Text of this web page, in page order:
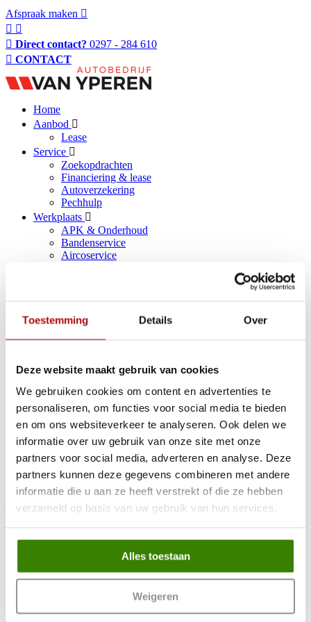
Toestemming Details Over
Deze website maakt gebruik van cookies
We gebruiken cookies om content en advertenties te
personaliseren, om functies voor social media te bieden
en om ons websiteverkeer te analyseren. Ook delen we
informatie over uw gebruik van onze site met onze
partners voor social media, adverteren en analyse. Deze
partners kunnen deze gegevens combineren met andere
informatie die u aan ze heeft verstrekt of die ze hebben
verzameld op basis van uw gebruik van hun services.
Alles toestaan
Weigeren
Afspraak maken
Direct contact? 0297 - 284 610
CONTACT
Home
Aanbod
Lease
Service
Zoekopdrachten
Financiering & lease
Autoverzekering
Pechhulp
Werkplaats
APK & Onderhoud
Bandenservice
Aircoservice
Nieuws
Corona update
05-11-2024
Corona werkwijze
Werkplaats: Geopend voor alle voorkomende reparatie.
Showroom: We gaan online door.
Onze activiteiten gaan online gewoon door. Graag maken wij voor u
een (online-) afspraak met één van onze verkoopadviseurs.
auto met u delen. Door ons voertuig inruil systeem is het mogelijk
uw auto te taxeren en al uw vragen te beantwoorden. Bij interesse
passende en vrijblijvende proefrit.
Aanbod